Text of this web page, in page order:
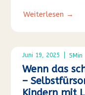
Weiterlesen →
Juni 19, 2025 5Min
Wenn das
–